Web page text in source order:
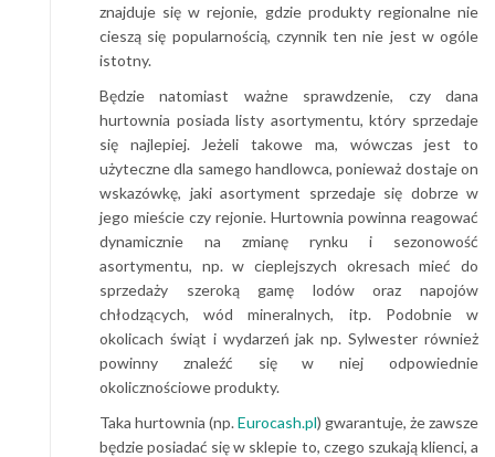
znajduje się w rejonie, gdzie produkty regionalne nie
cieszą się popularnością, czynnik ten nie jest w ogóle
istotny.
Będzie natomiast ważne sprawdzenie, czy dana
hurtownia posiada listy asortymentu, który sprzedaje
się najlepiej. Jeżeli takowe ma, wówczas jest to
użyteczne dla samego handlowca, ponieważ dostaje on
wskazówkę, jaki asortyment sprzedaje się dobrze w
jego mieście czy rejonie. Hurtownia powinna reagować
dynamicznie na zmianę rynku i sezonowość
asortymentu, np. w cieplejszych okresach mieć do
sprzedaży szeroką gamę lodów oraz napojów
chłodzących, wód mineralnych, itp. Podobnie w
okolicach świąt i wydarzeń jak np. Sylwester również
powinny znaleźć się w niej odpowiednie
okolicznościowe produkty.
Taka hurtownia (np.Eurocash.pl) gwarantuje, że zawsze
będzie posiadać się w sklepie to, czego szukają klienci, a